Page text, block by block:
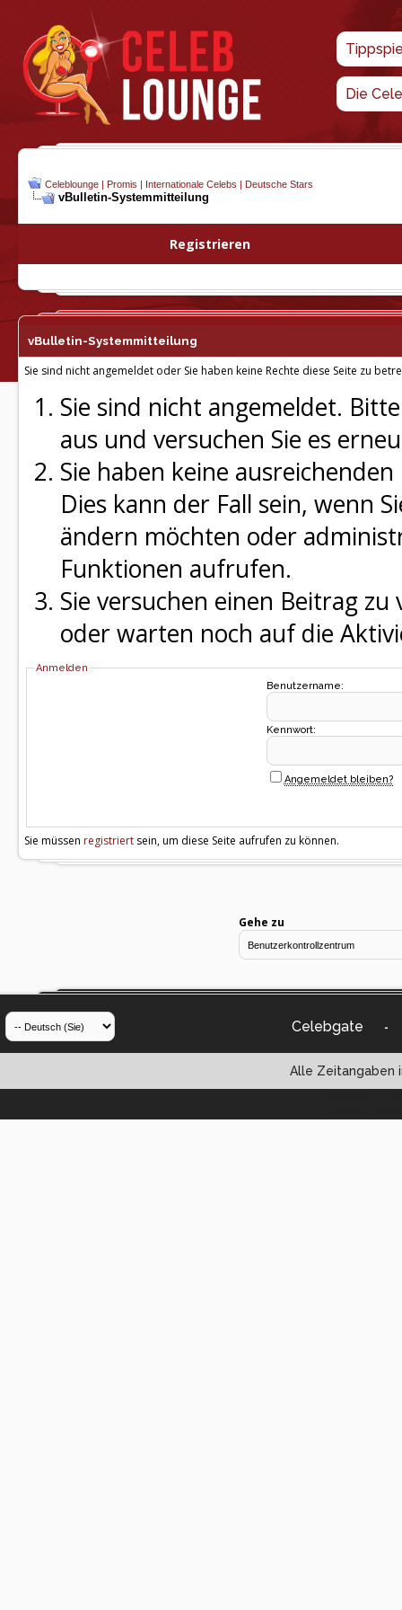
Die
Celeblounge | Promis | Internationale Celebs | Deutsche Stars
vBulletin-Systemmitteilung
Registrieren
vBulletin-Systemmitteilung
Sie sind nicht angemeldet oder Sie haben keine Rechte diese Seite zu
Sie sind nicht angemeldet.
aus und versuchen Sie es
Sie haben keine
Dies kann der Fall sein, wenn
ändern möchten oder
Funktionen aufrufen.
Sie versuchen einen Beitrag
oder warten noch auf die
Anmelden
Benutzername:
Kennwort:
Angemeldet bleiben?
Sie müssen registriert sein, um diese Seite aufrufen zu können.
Gehe zu
Celebgate -
Alle Zeitangaben